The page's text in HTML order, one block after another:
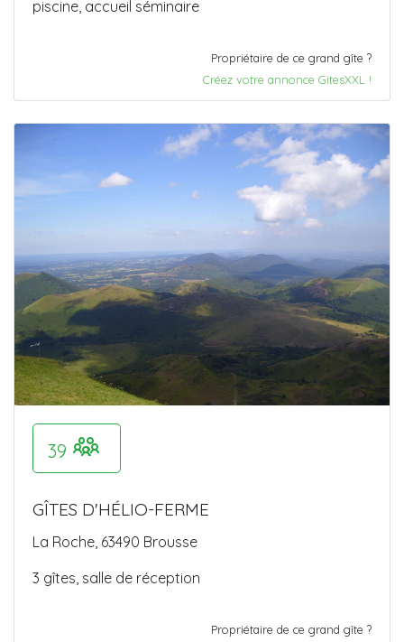
piscine, accueil séminaire
Propriétaire de ce grand gîte ?
Créez votre annonce GitesXXL !
39
GÎTES D'HÉLIO-FERME
La Roche, 63490 Brousse
3 gîtes, salle de réception
Propriétaire de ce grand gîte ?